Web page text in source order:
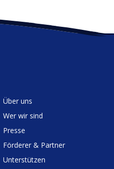
Über uns
Wer wir sind
Presse
Förderer & Partner
Unter­stützen